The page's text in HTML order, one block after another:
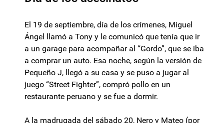
El 19 de septiembre, día de los crímenes, Miguel
Ángel llamó a Tony y le comunicó que tenía que ir
a un garage para acompañar al “Gordo”, que se iba
a comprar un auto. Esa noche, según la versión de
Pequeño J, llegó a su casa y se puso a jugar al
juego “Street Fighter”, compró pollo en un
restaurante peruano y se fue a dormir.
A la madrugada del sábado 20, Nero y Mateo (por